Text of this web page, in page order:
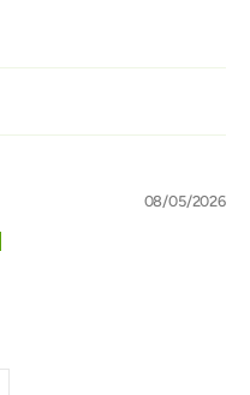
08/05/2026